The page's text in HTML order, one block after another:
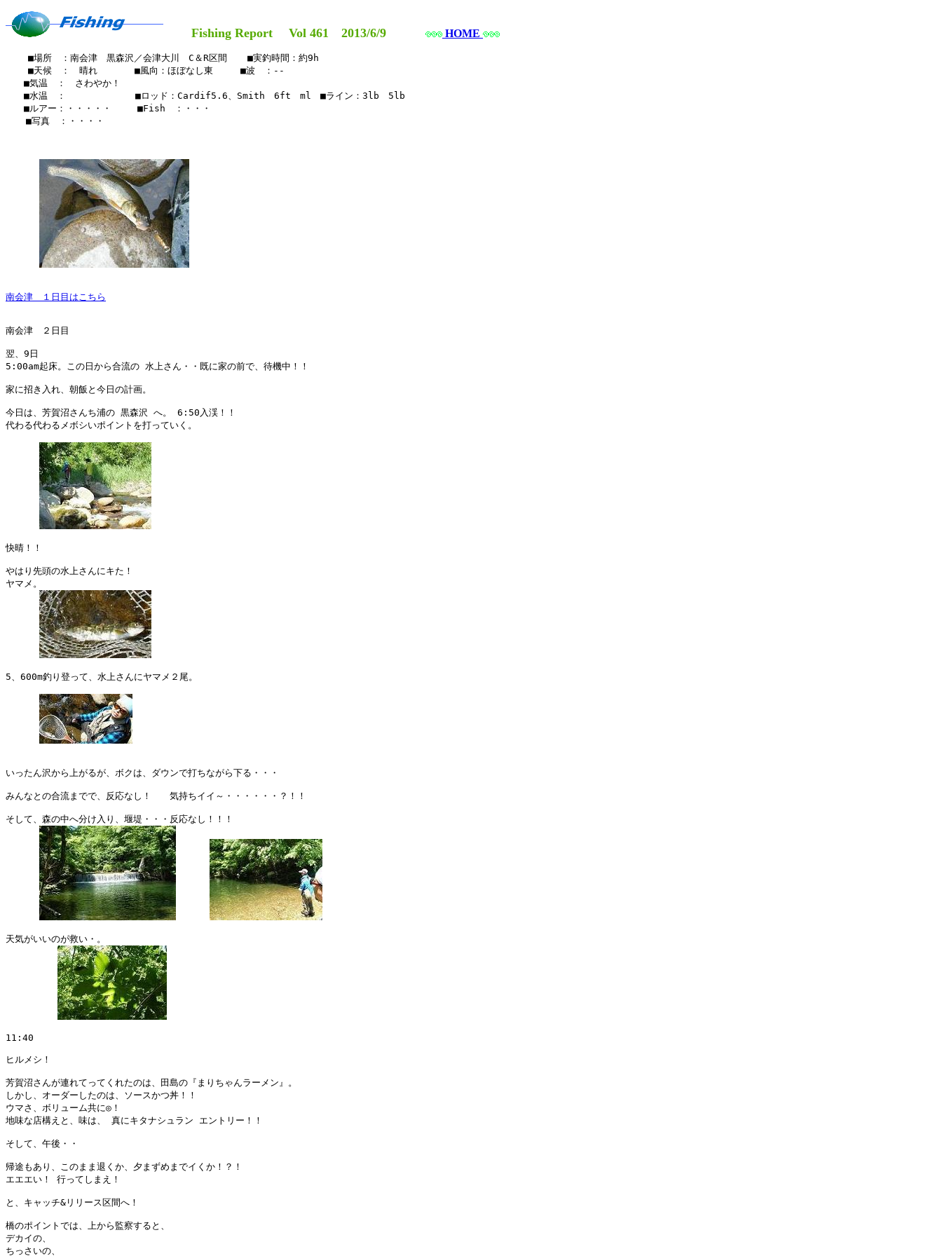
Fishing Report Vol 461 2013/6/9 HOME
    ■場所　：南会津　黒森沢／会津大川　C＆R区間　  ■実釣時間：約9h
    ■天候　：　晴れ     　■風向：ほぼなし東　　　■波　：--
■気温　：　さわやか！
■水温　：　　　　　　 　■ロッド：Cardif5.6、Smith　6ft　ml　■ライン：3lb　5lb
■ルアー：・・・・・　   ■Fish　：・・・
  　■写真　：・・・・
南会津　１日目はこちら
南会津　２日目
翌、9日
5:00am起床。この日から合流の 水上さん・・既に家の前で、待機中！！
家に招き入れ、朝飯と今日の計画。
今日は、芳賀沼さんち浦の 黒森沢 へ。 6:50入渓！！
代わる代わるメボシいポイントを打っていく。
快晴！！
やはり先頭の水上さんにキた！
ヤマメ。
5、600m釣り登って、水上さんにヤマメ２尾。
いったん沢から上がるが、ボクは、ダウンで打ちながら下る・・・
みんなとの合流までで、反応なし！　　気持ちイイ～・・・・・・？！！
そして、森の中へ分け入り、堰堤・・・反応なし！！！
天気がいいのが救い・。
11:40
ヒルメシ！
芳賀沼さんが連れてってくれたのは、田島の『まりちゃんラーメン』。
しかし、オーダーしたのは、ソースかつ丼！！
ウマさ、ボリューム共に◎！
地味な店構えと、味は、 真にキタナシュラン エントリー！！
そして、午後・・
帰途もあり、このまま退くか、夕まずめまでイくか！？！
エエエい！ 行ってしまえ！
と、キャッチ&リリース区間へ！
橋のポイントでは、上から監察すると、
デカイの、
ちっさいの、